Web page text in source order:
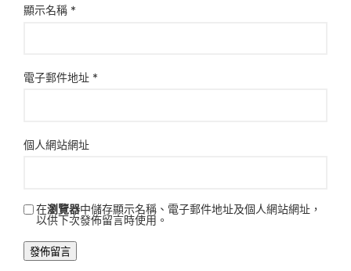
顯示名稱 *
電子郵件地址 *
個人網站網址
在瀏覽器中儲存顯示名稱、電子郵件地址及個人網站網址，
以供下次發佈留言時使用。